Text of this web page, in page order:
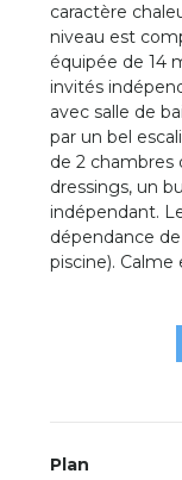
caractère
niveau est
équipée de 14
invités
avec salle de
par un bel
de 2 chambres
dressings, un
indépendant.
dépendance
piscine). Calme
Plan